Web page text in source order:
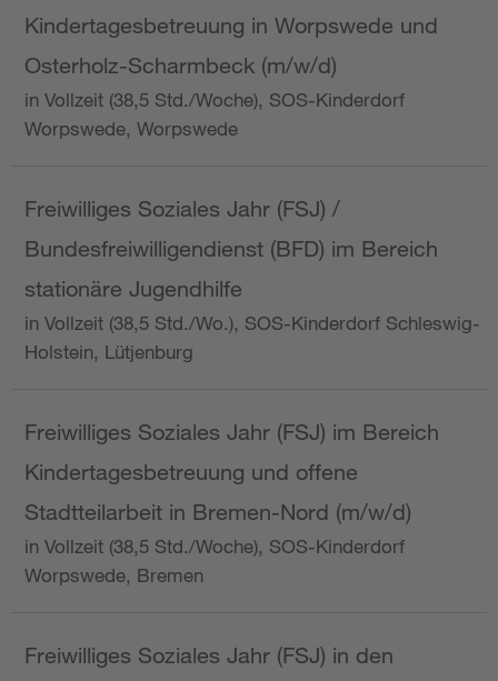
Kindertagesbetreuung in Worpswede und
Osterholz-Scharmbeck (m/w/d)
in Vollzeit (38,5 Std./Woche), SOS-Kinderdorf
Worpswede, Worpswede
Freiwilliges Soziales Jahr (FSJ) /
Bundesfreiwilligendienst (BFD) im Bereich
stationäre Jugendhilfe
in Vollzeit (38,5 Std./Wo.), SOS-Kinderdorf Schleswig-
Holstein, Lütjenburg
Freiwilliges Soziales Jahr (FSJ) im Bereich
Kindertagesbetreuung und offene
Stadtteilarbeit in Bremen-Nord (m/w/d)
in Vollzeit (38,5 Std./Woche), SOS-Kinderdorf
Worpswede, Bremen
Freiwilliges Soziales Jahr (FSJ) in den